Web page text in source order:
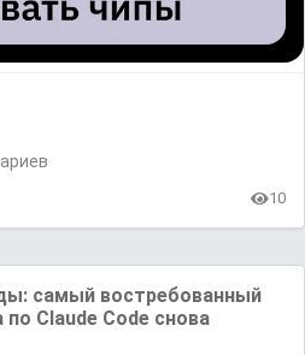
10
самый востребованный
Claude Code снова